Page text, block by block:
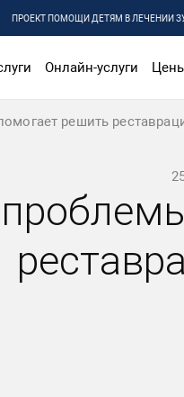
ПРОЕКТ ПОМОЩИ ДЕТЯМ В ЛЕЧЕНИИ
Онлайн-услуги
решить